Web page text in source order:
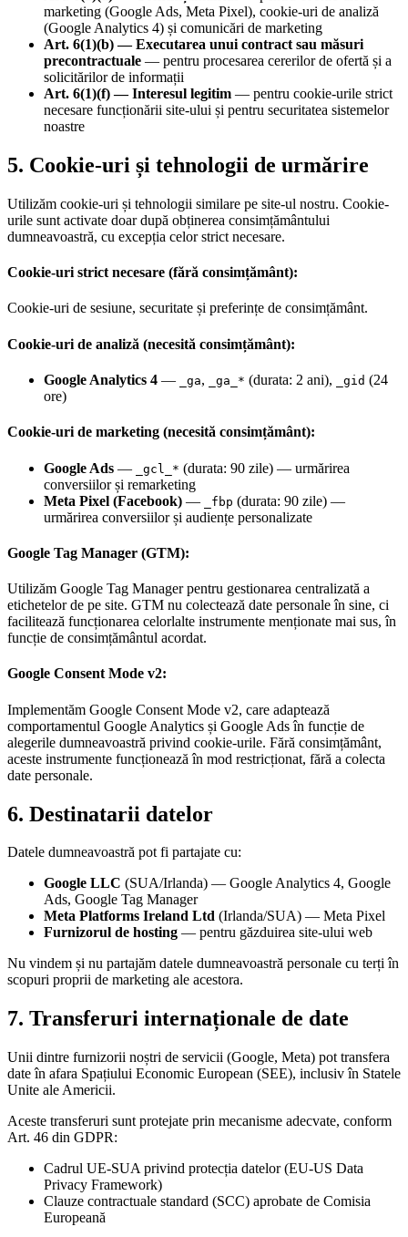
marketing (Google Ads, Meta Pixel), cookie-uri de analiză
(Google Analytics 4) și comunicări de marketing
Art. 6(1)(b) — Executarea unui contract sau măsuri
precontractuale — pentru procesarea cererilor de ofertă și a
solicitărilor de informații
Art. 6(1)(f) — Interesul legitim — pentru cookie-urile strict
necesare funcționării site-ului și pentru securitatea sistemelor
noastre
5. Cookie-uri și tehnologii de urmărire
Utilizăm cookie-uri și tehnologii similare pe site-ul nostru. Cookie-
urile sunt activate doar după obținerea consimțământului
dumneavoastră, cu excepția celor strict necesare.
Cookie-uri strict necesare (fără consimțământ):
Cookie-uri de sesiune, securitate și preferințe de consimțământ.
Cookie-uri de analiză (necesită consimțământ):
Google Analytics 4 — _ga, _ga_* (durata: 2 ani), _gid (24
ore)
Cookie-uri de marketing (necesită consimțământ):
Google Ads — _gcl_* (durata: 90 zile) — urmărirea
conversiilor și remarketing
Meta Pixel (Facebook) — _fbp (durata: 90 zile) —
urmărirea conversiilor și audiențe personalizate
Google Tag Manager (GTM):
Utilizăm Google Tag Manager pentru gestionarea centralizată a
etichetelor de pe site. GTM nu colectează date personale în sine, ci
facilitează funcționarea celorlalte instrumente menționate mai sus, în
funcție de consimțământul acordat.
Google Consent Mode v2:
Implementăm Google Consent Mode v2, care adaptează
comportamentul Google Analytics și Google Ads în funcție de
alegerile dumneavoastră privind cookie-urile. Fără consimțământ,
aceste instrumente funcționează în mod restricționat, fără a colecta
date personale.
6. Destinatarii datelor
Datele dumneavoastră pot fi partajate cu:
Google LLC (SUA/Irlanda) — Google Analytics 4, Google
Ads, Google Tag Manager
Meta Platforms Ireland Ltd (Irlanda/SUA) — Meta Pixel
Furnizorul de hosting — pentru găzduirea site-ului web
Nu vindem și nu partajăm datele dumneavoastră personale cu terți în
scopuri proprii de marketing ale acestora.
7. Transferuri internaționale de date
Unii dintre furnizorii noștri de servicii (Google, Meta) pot transfera
date în afara Spațiului Economic European (SEE), inclusiv în Statele
Unite ale Americii.
Aceste transferuri sunt protejate prin mecanisme adecvate, conform
Art. 46 din GDPR:
Cadrul UE-SUA privind protecția datelor (EU-US Data
Privacy Framework)
Clauze contractuale standard (SCC) aprobate de Comisia
Europeană